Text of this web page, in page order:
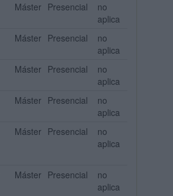
Máster Presencial
no
aplica
Máster Presencial
no
aplica
Máster Presencial
no
aplica
Máster Presencial
no
aplica
Máster Presencial
no
aplica
Máster Presencial
no
aplica